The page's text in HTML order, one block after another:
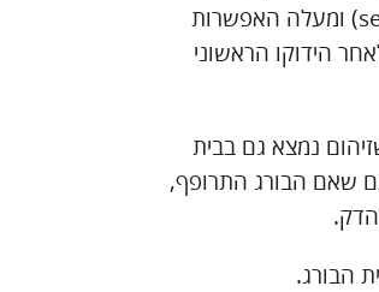
חוזרת של הבורג מגדילה את תופעת השחיקה בין הבורג לבין בית הבורג (setting) ומעלה האפשרות
הידוקו הראשוני
נמצא גם בבית
שאם הבורג התרופף,
הבורג.